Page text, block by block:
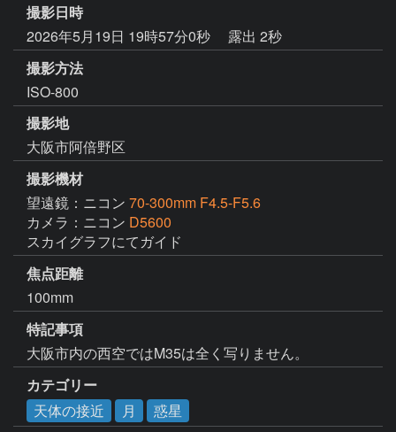
撮影日時
2026年5月19日 19時57分0秒
露出 2秒
撮影方法
ISO-800
撮影地
大阪市阿倍野区
撮影機材
望遠鏡：ニコン 70-300mm F4.5-F5.6
カメラ：ニコン D5600
スカイグラフにてガイド
焦点距離
100mm
特記事項
大阪市内の西空ではM35は全く写りません。
カテゴリー
天体の接近
月
惑星